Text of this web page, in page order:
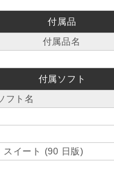
付属品
付属品名
付属ソフト
フト名
スイート (90 日版)